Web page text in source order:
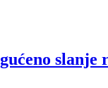
slanje